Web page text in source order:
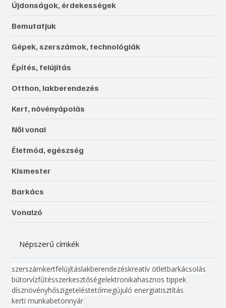
Újdonságok, érdekességek
Bemutatjuk
Gépek, szerszámok, technológiák
Építés, felújítás
Otthon, lakberendezés
Kert, növényápolás
Női vonal
Életmód, egészség
Kismester
Barkács
Vonalzó
Népszerű címkék
szerszámkertfelújításlakberendezéskreatív ötletbarkácsolás
bútorvízfűtésszerkesztőségelektronikahasznos tippek
dísznövényhőszigeteléstetőmegújuló energiatisztítás
kerti munkabetonnyár